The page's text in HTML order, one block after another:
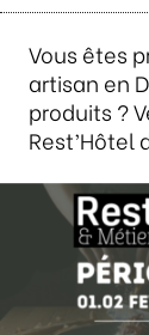
Vous êtes
artisan en
produits ?
Rest’Hôtel